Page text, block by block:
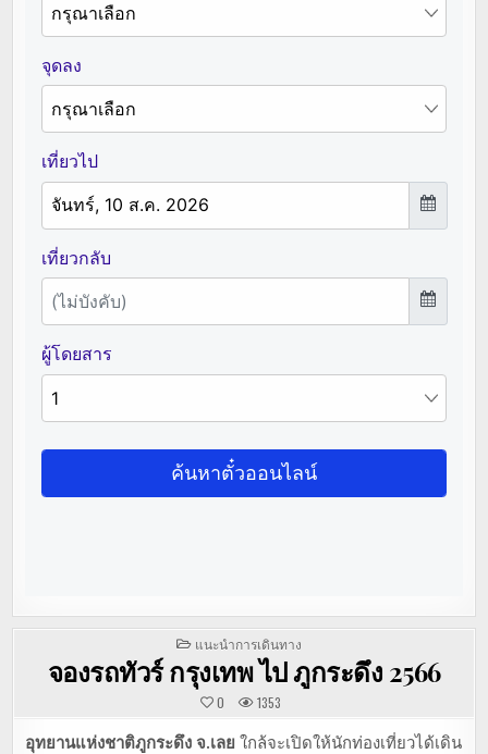
POSTED
IN
แนะนำการเดินทาง
จองรถทัวร์ กรุงเทพ ไป ภูกระดึง 2566
0 1353
อุทยานแห่งชาติภูกระดึง จ.เลย ใกล้จะเปิดให้นักท่องเที่ยวได้เดิน